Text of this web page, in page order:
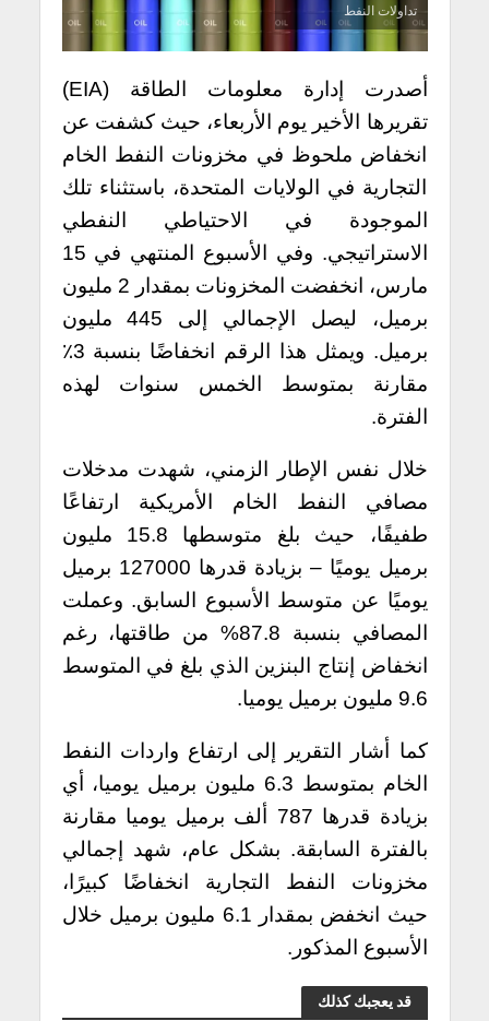
تداولات النفط
أصدرت إدارة معلومات الطاقة (EIA)
تقريرها الأخير يوم الأربعاء، حيث كشفت عن
انخفاض ملحوظ في مخزونات النفط الخام
التجارية في الولايات المتحدة، باستثناء تلك
الموجودة في الاحتياطي النفطي
الاستراتيجي. وفي الأسبوع المنتهي في 15
مارس، انخفضت المخزونات بمقدار 2 مليون
برميل، ليصل الإجمالي إلى 445 مليون
برميل. ويمثل هذا الرقم انخفاضًا بنسبة 3٪
مقارنة بمتوسط الخمس سنوات لهذه
الفترة.
خلال نفس الإطار الزمني، شهدت مدخلات
مصافي النفط الخام الأمريكية ارتفاعًا
طفيفًا، حيث بلغ متوسطها 15.8 مليون
برميل يوميًا – بزيادة قدرها 127000 برميل
يوميًا عن متوسط الأسبوع السابق. وعملت
المصافي بنسبة 87.8% من طاقتها، رغم
انخفاض إنتاج البنزين الذي بلغ في المتوسط
9.6 مليون برميل يوميا.
كما أشار التقرير إلى ارتفاع واردات النفط
الخام بمتوسط 6.3 مليون برميل يوميا، أي
بزيادة قدرها 787 ألف برميل يوميا مقارنة
بالفترة السابقة. بشكل عام، شهد إجمالي
مخزونات النفط التجارية انخفاضًا كبيرًا،
حيث انخفض بمقدار 6.1 مليون برميل خلال
الأسبوع المذكور.
قد يعجبك كذلك